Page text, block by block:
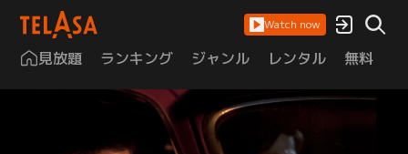
Watch now
見放題 ランキング ジャンル レンタル 無料